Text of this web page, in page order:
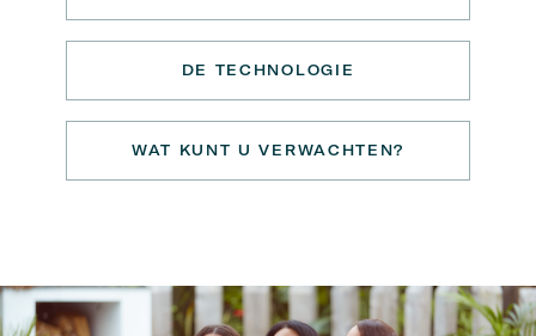
DE TECHNOLOGIE
WAT KUNT U VERWACHTEN?